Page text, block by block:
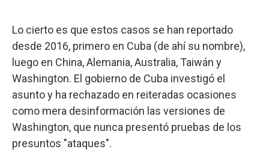
Lo cierto es que estos casos se han reportado
desde 2016, primero en Cuba (de ahí su nombre),
luego en China, Alemania, Australia, Taiwán y
Washington. El gobierno de Cuba investigó el
asunto y ha rechazado en reiteradas ocasiones
como mera desinformación las versiones de
Washington, que nunca presentó pruebas de los
presuntos "ataques".